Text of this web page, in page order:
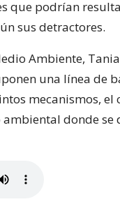
que podrían
sus detractores.
Ambiente,
una línea de
mecanismos,
donde se